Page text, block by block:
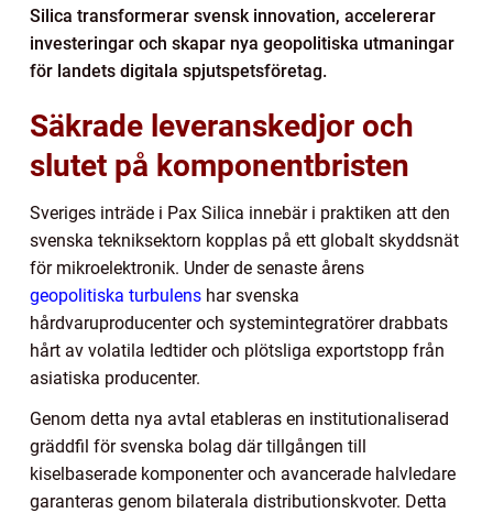
Silica transformerar svensk innovation, accelererar
investeringar och skapar nya geopolitiska utmaningar
för landets digitala spjutspetsföretag.
Säkrade leveranskedjor och
slutet på komponentbristen
Sveriges inträde i Pax Silica innebär i praktiken att den
svenska tekniksektorn kopplas på ett globalt skyddsnät
för mikroelektronik. Under de senaste årens
geopolitiska turbulens har svenska
hårdvaruproducenter och systemintegratörer drabbats
hårt av volatila ledtider och plötsliga exportstopp från
asiatiska producenter.
Genom detta nya avtal etableras en institutionaliserad
gräddfil för svenska bolag där tillgången till
kiselbaserade komponenter och avancerade halvledare
garanteras genom bilaterala distributionskvoter. Detta